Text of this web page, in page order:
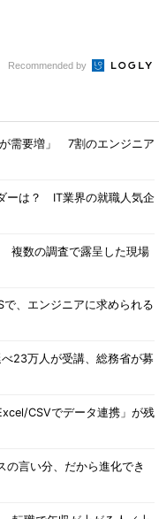
Recommended by
が需要増」 7割のエンジニア
ーは？ IT業界の就職人気企
複数の調査で露呈した現場
で、エンジニアに求められる
23万人が受講、総務省が募
CSVでデータ連携」が残
の言い分、だから進化でき